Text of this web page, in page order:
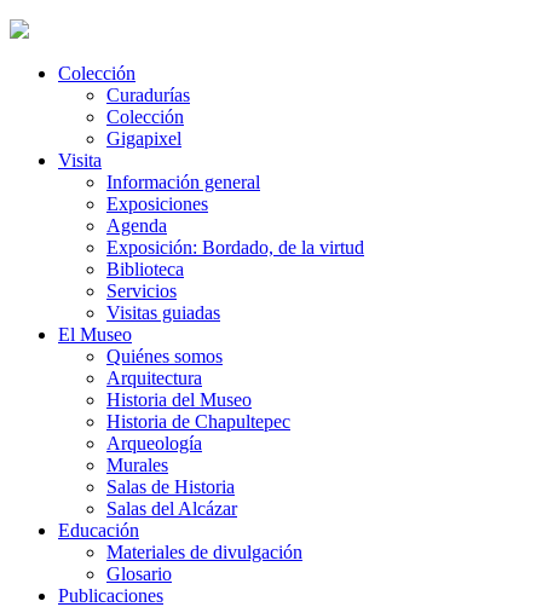
Colección
Curadurías
Colección
Gigapixel
Visita
Información general
Exposiciones
Agenda
Exposición: Bordado, de la virtud
Biblioteca
Servicios
Visitas guiadas
El Museo
Quiénes somos
Arquitectura
Historia del Museo
Historia de Chapultepec
Arqueología
Murales
Salas de Historia
Salas del Alcázar
Educación
Materiales de divulgación
Glosario
Publicaciones